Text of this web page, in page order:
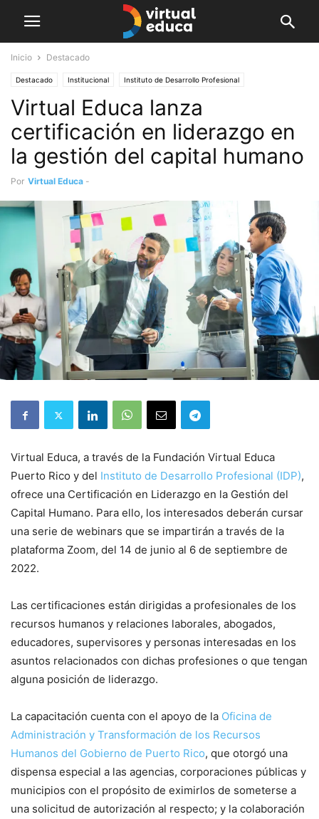
Inicio Destacado
Destacado Institucional Instituto de Desarrollo Profesional
Virtual Educa lanza
certificación en liderazgo en
la gestión del capital humano
Por Virtual Educa -
Virtual Educa, a través de la Fundación Virtual Educa
Puerto Rico y del Instituto de Desarrollo Profesional (IDP),
ofrece una Certificación en Liderazgo en la Gestión del
Capital Humano. Para ello, los interesados deberán cursar
una serie de webinars que se impartirán a través de la
plataforma Zoom, del 14 de junio al 6 de septiembre de
2022.
Las certificaciones están dirigidas a profesionales de los
recursos humanos y relaciones laborales, abogados,
educadores, supervisores y personas interesadas en los
asuntos relacionados con dichas profesiones o que tengan
alguna posición de liderazgo.
La capacitación cuenta con el apoyo de la Oficina de
Administración y Transformación de los Recursos
Humanos del Gobierno de Puerto Rico, que otorgó una
dispensa especial a las agencias, corporaciones públicas y
municipios con el propósito de eximirlos de someterse a
una solicitud de autorización al respecto; y la colaboración